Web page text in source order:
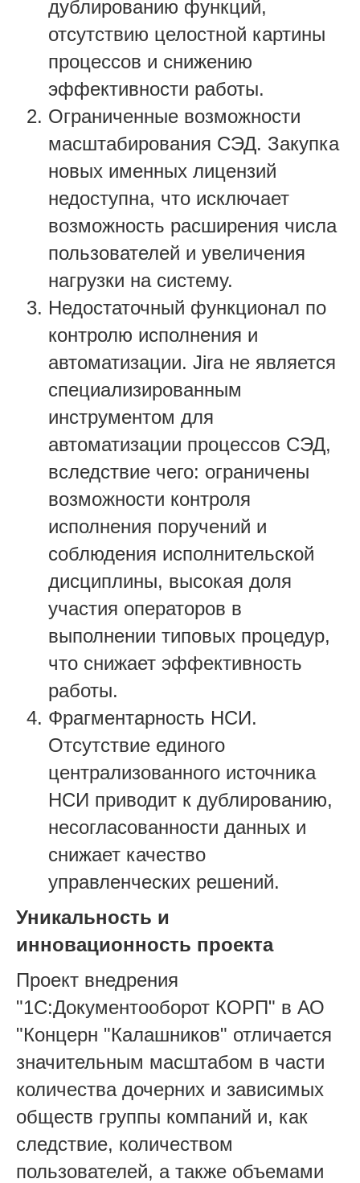
дублированию функций,
отсутствию целостной картины
процессов и снижению
эффективности работы.
Ограниченные возможности
масштабирования СЭД. Закупка
новых именных лицензий
недоступна, что исключает
возможность расширения числа
пользователей и увеличения
нагрузки на систему.
Недостаточный функционал по
контролю исполнения и
автоматизации. Jira не является
специализированным
инструментом для
автоматизации процессов СЭД,
вследствие чего: ограничены
возможности контроля
исполнения поручений и
соблюдения исполнительской
дисциплины, высокая доля
участия операторов в
выполнении типовых процедур,
что снижает эффективность
работы.
Фрагментарность НСИ.
Отсутствие единого
централизованного источника
НСИ приводит к дублированию,
несогласованности данных и
снижает качество
управленческих решений.
Уникальность и
инновационность проекта
Проект внедрения
"1С:Документооборот КОРП" в АО
"Концерн "Калашников" отличается
значительным масштабом в части
количества дочерних и зависимых
обществ группы компаний и, как
следствие, количеством
пользователей, а также объемами